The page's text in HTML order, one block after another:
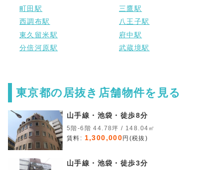
町田駅
三鷹駅
西調布駅
八王子駅
東久留米駅
府中駅
分倍河原駅
武蔵境駅
東京都の居抜き店舗物件を見る
山手線・池袋・徒歩8分
5階-6階 44.78坪 / 148.04㎡
賃料: 1,300,000 円(税抜)
山手線・池袋・徒歩3分